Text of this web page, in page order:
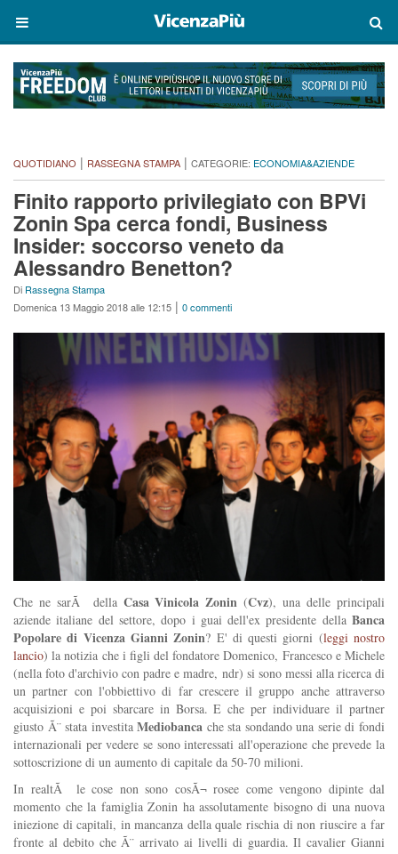
QUOTIDIANO | RASSEGNA STAMPA | CATEGORIE: ECONOMIA&AZIENDE
Finito rapporto privilegiato con BPVi
Zonin Spa cerca fondi, Business
Insider: soccorso veneto da
Alessandro Benetton?
Di Rassegna Stampa
Domenica 13 Maggio 2018 alle 12:15 | 0 commenti
Che ne sarÃ della Casa Vinicola Zonin (Cvz), una delle principali
aziende italiane del settore, dopo i guai dell'ex presidente della Banca
Popolare di Vicenza Gianni Zonin? E' di questi giorni (leggi nostro
lancio) la notizia che i figli del fondatore Domenico, Francesco e Michele
(nella foto d'archivio con padre e madre, ndr) si sono messi alla ricerca di
un partner con l'obbiettivo di far crescere il gruppo anche attraverso
acquisizioni e poi sbarcare in Borsa. E che per individuare il partner
giusto Ã¨ stata investitaMediobanca che sta sondando una serie di fondi
internazionali per vedere se sono interessati all'operazione che prevede la
sottoscrizione di un aumento di capitale da 50-70 milioni.
In realtÃ le cose non sono cosÃ¬ rosee come vengono dipinte dal
momento che la famiglia Zonin ha assolutamente bisogno di una nuova
iniezione di capitali, in mancanza della quale rischia di non riuscire a far
fronte al debito che Ã¨ arrivato ai livelli di guardia. Il cavalier Gianni